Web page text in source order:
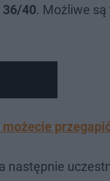
36/40. Możliwe są
możecie
następnie